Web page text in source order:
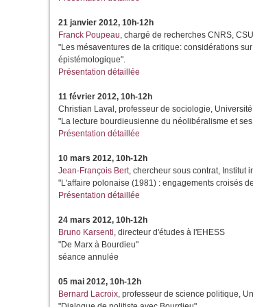
21 janvier 2012, 10h-12h
Franck Poupeau, chargé de recherches CNRS,
"Les mésaventures de la critique: considérations
épistémologique".
Présentation détaillée
11 février 2012, 10h-12h
Christian Laval, professeur de sociologie,
"La lecture bourdieusienne du néolibéralisme et
Présentation détaillée
10 mars 2012, 10h-12h
Jean-François Bert, chercheur sous contrat, Institut
"L'affaire polonaise (1981) : engagements croisés
Présentation détaillée
24 mars 2012, 10h-12h
Bruno Karsenti, directeur d'études à l'EHESS
"De Marx à Bourdieu"
séance annulée
05 mai 2012, 10h-12h
Bernard Lacroix, professeur de science politique,